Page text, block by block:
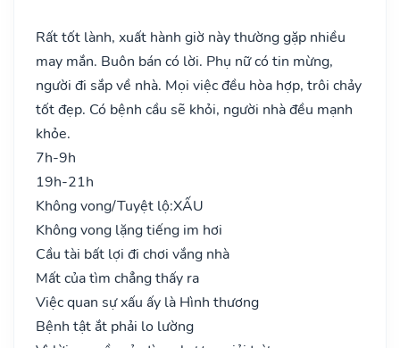
Rất tốt lành, xuất hành giờ này thường gặp nhiều
may mắn. Buôn bán có lời. Phụ nữ có tin mừng,
người đi sắp về nhà. Mọi việc đều hòa hợp, trôi chảy
tốt đẹp. Có bệnh cầu sẽ khỏi, người nhà đều mạnh
khỏe.
7h-9h
19h-21h
Không vong/Tuyệt lộ:XẤU
Không vong lặng tiếng im hơi
Cầu tài bất lợi đi chơi vắng nhà
Mất của tìm chẳng thấy ra
Việc quan sự xấu ấy là Hình thương
Bệnh tật ắt phải lo lường